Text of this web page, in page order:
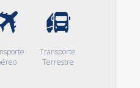
Transporte
Terrestre